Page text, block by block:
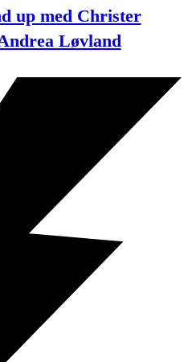
up med Christer
Løvland